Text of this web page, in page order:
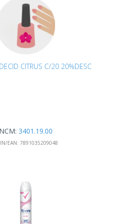
CITRUS C/20 20%DESC
NCM: 3401.19.00
EAN: 7891035209048